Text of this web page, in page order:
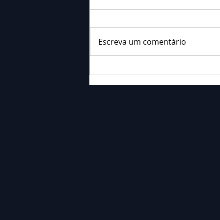
Ornieski
Escreva um comentário